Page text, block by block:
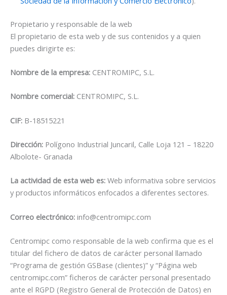
Propietario y responsable de la web
El propietario de esta web y de sus contenidos y a quien
puedes dirigirte es:
Nombre de la empresa: CENTROMIPC, S.L.
Nombre comercial: CENTROMIPC, S.L.
CIF: B-18515221
Dirección: Polígono Industrial Juncaril, Calle Loja 121 – 18220
Albolote- Granada
La actividad de esta web es: Web informativa sobre servicios
y productos informáticos enfocados a diferentes sectores.
Correo electrónico: info@centromipc.com
Centromipc como responsable de la web confirma que es el
titular del fichero de datos de carácter personal llamado
“Programa de gestión GSBase (clientes)” y “Página web
centromipc.com” ficheros de carácter personal presentado
ante el RGPD (Registro General de Protección de Datos) en